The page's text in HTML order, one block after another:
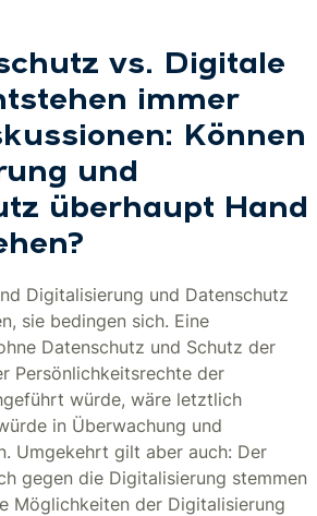
vs. Digitale
immer
Können
und
überhaupt Hand
Digitalisierung und Datenschutz
sie bedingen sich. Eine
Datenschutz und Schutz der
Persönlichkeitsrechte der
würde, wäre letztlich
in Überwachung und
Umgekehrt gilt aber auch: Der
gegen die Digitalisierung stemmen
Möglichkeiten der Digitalisierung